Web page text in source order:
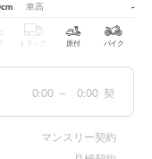
車高 -
トラック 原付 バイク
0:00 ～ 0:00 契
マンスリー契約